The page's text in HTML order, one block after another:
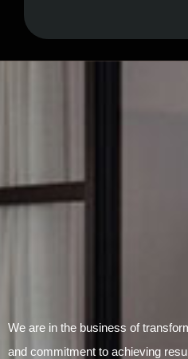
We are in the business of
and commitment to achieving